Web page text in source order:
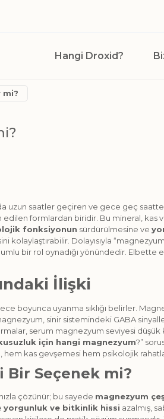
Hangi Droxid?
mi?
uzun saatler geçiren ve gece geç
edilen formlardan biridir. Bu mineral, kas
fonksiyonun sürdürülmesine ve
Dolayısıyla
bir rol oynadığı yönündedir.
İlişki
boyunca uyanma sıklığı belirler.
sinir sistemindeki GABA
serum magnezyum seviyesi düşük
için hangi magnezyum?”
hem kas gevşemesi hem psikolojik
Bir Seçenek mi?
çözünür; bu sayede magnezyum
yorgunluk ve bitkinlik hissi azalmış,